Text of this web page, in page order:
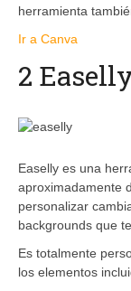
herramienta
Ir a Canva
2
Easelly es una
aproximadamente
personalizar
backgrounds que
Es totalmente
los elementos